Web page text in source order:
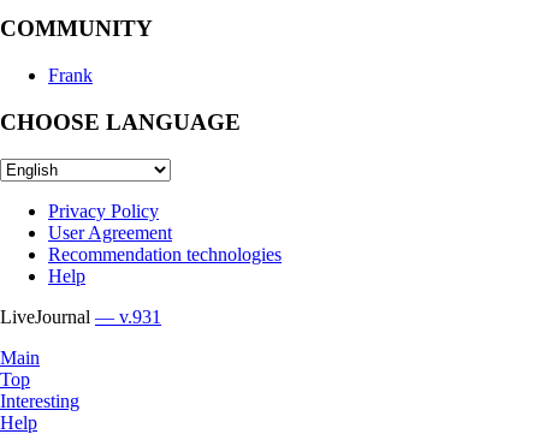
COMMUNITY
Frank
CHOOSE LANGUAGE
Privacy Policy
User Agreement
Recommendation technologies
Help
LiveJournal — v.931
Main
Top
Interesting
Help